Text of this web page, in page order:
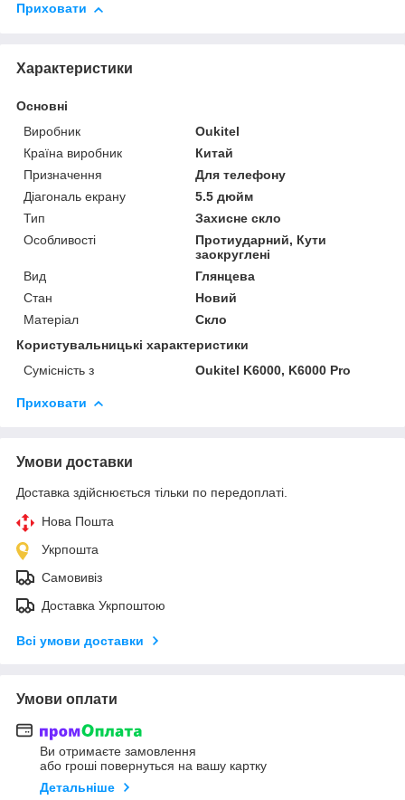
Приховати
Характеристики
Основні
Виробник
Oukitel
Країна виробник
Китай
Призначення
Для телефону
Діагональ екрану
5.5 дюйм
Тип
Захисне скло
Особливості
Протиударний, Кути
заокруглені
Вид
Глянцева
Стан
Новий
Матеріал
Скло
Користувальницькі характеристики
Сумісність з
Oukitel K6000, K6000 Pro
Приховати
Умови доставки
Доставка здійснюється тільки по передоплаті.
Нова Пошта
Укрпошта
Самовивіз
Доставка Укрпоштою
Всі умови доставки
Умови оплати
Ви отримаєте замовлення
або гроші повернуться на вашу картку
Детальніше